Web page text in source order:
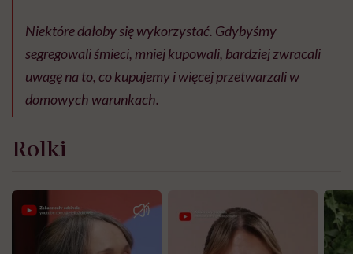
Niektóre dałoby się wykorzystać. Gdybyśmy
segregowali śmieci, mniej kupowali, bardziej zwracali
uwagę na to, co kupujemy i więcej przetwarzali w
domowych warunkach.
Rolki